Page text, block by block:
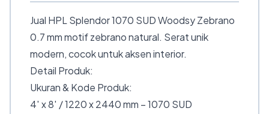
Jual HPL Splendor 1070 SUD Woodsy Zebrano
0.7 mm motif zebrano natural. Serat unik
modern, cocok untuk aksen interior.
Detail Produk:
Ukuran & Kode Produk:
4′ x 8′ / 1220 x 2440 mm – 1070 SUD